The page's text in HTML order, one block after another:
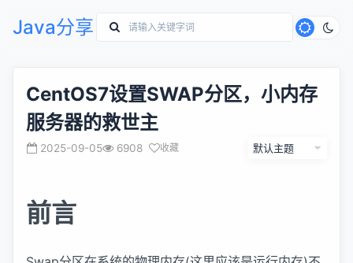
Java分享
CentOS7设置SWAP分区，小内存
服务器的救世主
2025-09-05 6908 收藏
前言